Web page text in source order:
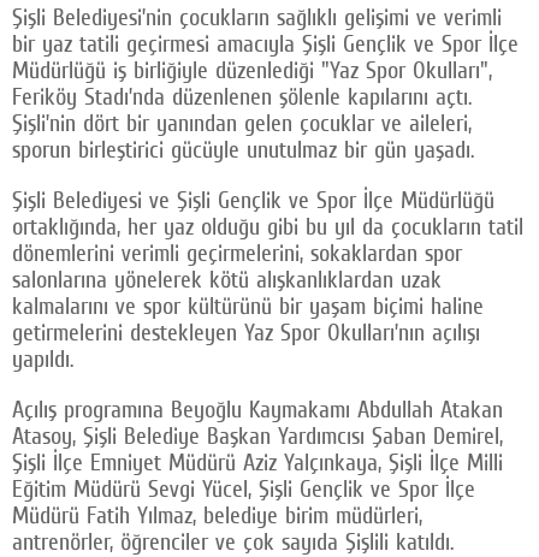
Şişli Belediyesi’nin çocukların sağlıklı gelişimi ve verimli
bir yaz tatili geçirmesi amacıyla Şişli Gençlik ve Spor İlçe
Müdürlüğü iş birliğiyle düzenlediği "Yaz Spor Okulları",
Feriköy Stadı’nda düzenlenen şölenle kapılarını açtı.
Şişli’nin dört bir yanından gelen çocuklar ve aileleri,
sporun birleştirici gücüyle unutulmaz bir gün yaşadı.
Şişli Belediyesi ve Şişli Gençlik ve Spor İlçe Müdürlüğü
ortaklığında, her yaz olduğu gibi bu yıl da çocukların tatil
dönemlerini verimli geçirmelerini, sokaklardan spor
salonlarına yönelerek kötü alışkanlıklardan uzak
kalmalarını ve spor kültürünü bir yaşam biçimi haline
getirmelerini destekleyen Yaz Spor Okulları’nın açılışı
yapıldı.
Açılış programına Beyoğlu Kaymakamı Abdullah Atakan
Atasoy, Şişli Belediye Başkan Yardımcısı Şaban Demirel,
Şişli İlçe Emniyet Müdürü Aziz Yalçınkaya, Şişli İlçe Milli
Eğitim Müdürü Sevgi Yücel, Şişli Gençlik ve Spor İlçe
Müdürü Fatih Yılmaz, belediye birim müdürleri,
antrenörler, öğrenciler ve çok sayıda Şişlili katıldı.